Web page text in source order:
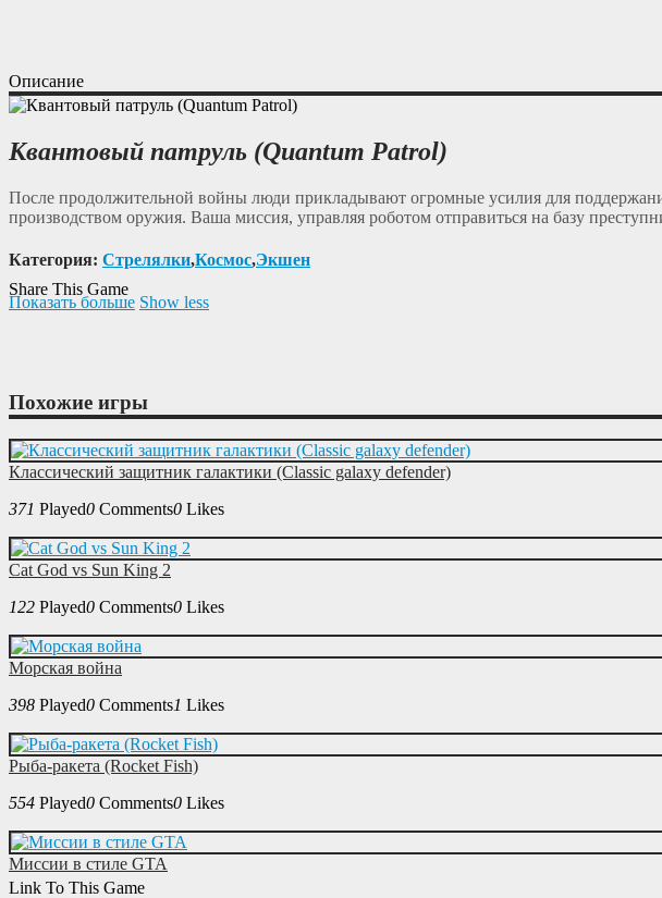
Share This Game
Link To This Game
Описание
Квантовый патруль (Quantum Patrol)
После продолжительной войны люди прикладывают огромные усилия для
производством оружия. Ваша миссия, управляя роботом отправиться на базу
Категория: Cтрелялки,Космос,Экшен
Показать больше Show less
Похожие игры
Классический защитник галактики (Classic galaxy defender)
371 Played0 Comments0 Likes
Cat God vs Sun King 2
122 Played0 Comments0 Likes
Морская война
398 Played0 Comments1 Likes
Рыба-ракета (Rocket Fish)
554 Played0 Comments0 Likes
Миссии в стиле GTA